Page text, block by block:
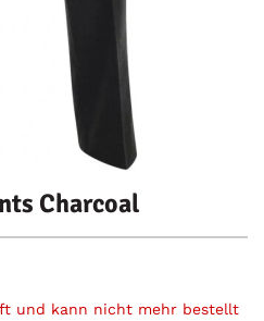
Charcoal
und kann nicht mehr bestellt